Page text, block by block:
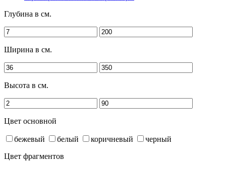
Глубина в см.
Ширина в см.
Высота в см.
Цвет основной
бежевый белый коричневый
черный
Цвет фрагментов